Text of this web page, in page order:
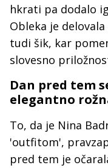
hkrati pa dodalo
Obleka je
tudi šik, kar
slovesno
Dan pred tem
elegantno
To, da je Nina
'outfitom',
pred tem je